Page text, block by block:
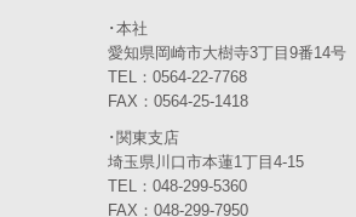
(6)
2023年12月(3)
2023年10月(3)
2023年9月(4)
･本社
愛知県岡崎市大樹寺3丁目9番14号
TEL：0564-22-7768
FAX：0564-25-1418
･関東支店
埼玉県川口市本蓮1丁目4-15
TEL：048-299-5360
FAX：048-299-7950